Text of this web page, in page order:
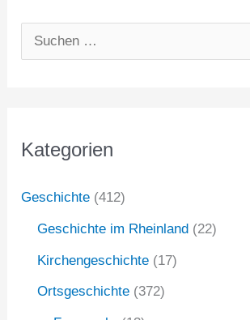
e
Kategorien
Geschichte (412)
Geschichte im Rheinland (22)
Kirchengeschichte (17)
Ortsgeschichte (372)